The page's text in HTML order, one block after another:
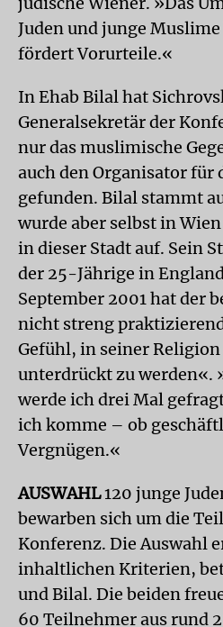
Juden und junge
fördert Vorurteile.«
In Ehab Bilal hat
Generalsekretär der
nur das muslimische
auch den Organisator für
gefunden. Bilal stammt
wurde aber selbst in
in dieser Stadt auf. Sein
der 25-Jährige in
September 2001 hat der
nicht streng
Gefühl, in seiner
unterdrückt zu werden«.
werde ich drei Mal
ich komme – ob
Vergnügen.«
AUSWAHL120 junge
bewarben sich um die
Konferenz. Die Auswahl
inhaltlichen Kriterien,
und Bilal. Die beiden
60 Teilnehmer aus rund